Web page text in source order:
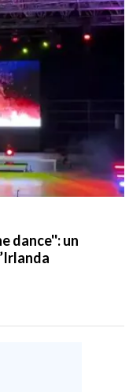
dance'': un